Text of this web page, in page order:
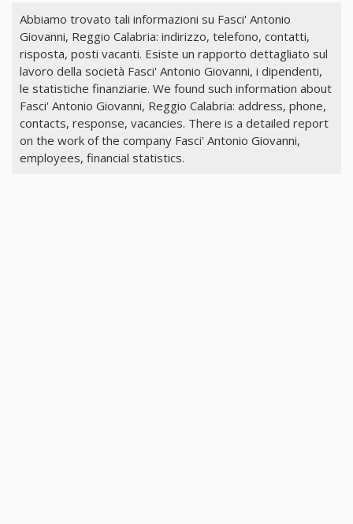
Abbiamo trovato tali informazioni su Fasci' Antonio
Giovanni, Reggio Calabria: indirizzo, telefono, contatti,
risposta, posti vacanti. Esiste un rapporto dettagliato sul
lavoro della società Fasci' Antonio Giovanni, i dipendenti,
le statistiche finanziarie. We found such information about
Fasci' Antonio Giovanni, Reggio Calabria: address, phone,
contacts, response, vacancies. There is a detailed report
on the work of the company Fasci' Antonio Giovanni,
employees, financial statistics.